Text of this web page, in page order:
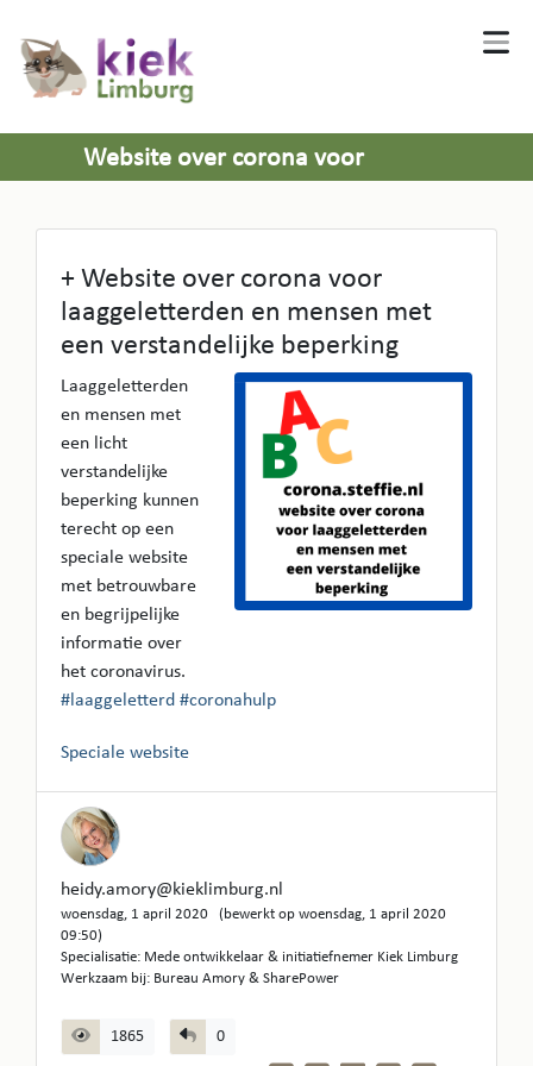
Website over corona voor
verstandelijke beperking
+ Website over corona voor
laaggeletterden en mensen met
een verstandelijke beperking
Laaggeletterden
en mensen met
een licht
verstandelijke
beperking kunnen
terecht op een
speciale website
met betrouwbare
en begrijpelijke
informatie over
het coronavirus.
#laaggeletterd #coronahulp
Speciale website
heidy.amory@kieklimburg.nl
woensdag, 1 april 2020 (bewerkt op woensdag, 1 april 2020
09:50)
Specialisatie: Mede ontwikkelaar & initiatiefnemer Kiek Limburg
Werkzaam bij: Bureau Amory & SharePower
1865 0